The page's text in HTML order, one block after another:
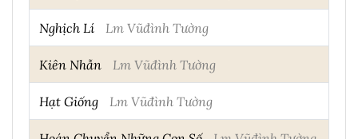
Nghịch Lí Lm Vũđình Tường
Kiên Nhẫn Lm Vũđình Tường
Hạt Giống Lm Vũđình Tường